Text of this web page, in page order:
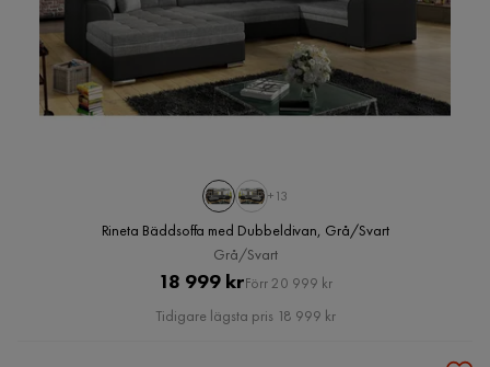
+13
Rineta Bäddsoffa med Dubbeldivan, Grå/Svart
Grå/Svart
Pris
18 999 krOriginal
Pris
Förr 20 999 kr
Tidigare lägsta pris 18 999 kr